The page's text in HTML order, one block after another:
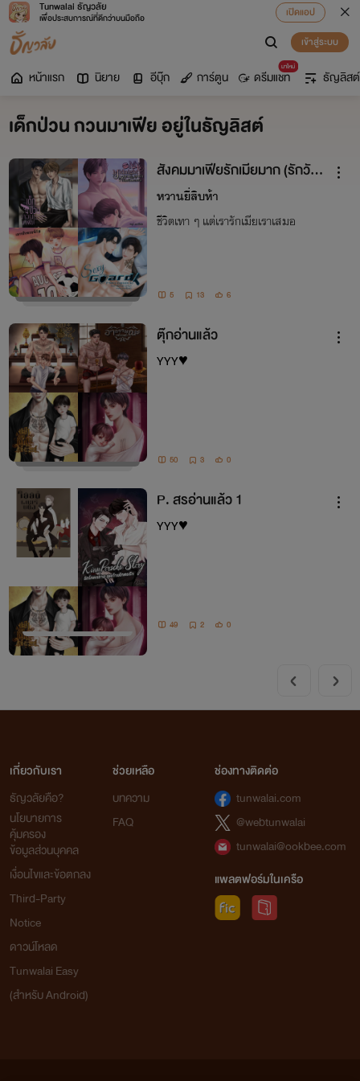
Tunwalai ธัญวลัย
เพื่อประสบการณ์ที่ดีกว่าบนมือถือ
เปิดแอป
เข้าสู่ระบบ
หน้าแรก นิยาย อีบุ๊ก การ์ตูน
มาใหม่
ดรีมแชท ธัญลิสต์
เด็กป่วน กวนมาเฟีย อยู่ในธัญลิสต์
สังคมมาเฟียรักเมียมาก (รักวัยม
หาลัย)
หวานยี่สิบห้า
ชีวิตเทา ๆ แต่เรารักเมียเราเสมอ
5 13 6
ตุ๊กอ่านแล้ว
YYY♥️
50 3 0
P. สรอ่านแล้ว 1
YYY♥️
49 2 0
เกี่ยวกับเรา
ธัญวลัยคือ?
นโยบายการ
คุ้มครอง
ข้อมูลส่วนบุคคล
เงื่อนไขและข้อตกลง
Third-Party
Notice
ดาวน์โหลด
Tunwalai Easy
(สำหรับ Android)
ช่วยเหลือ
บทความ
FAQ
ช่องทางติดต่อ
tunwalai.com
@webtunwalai
tunwalai@ookbee.com
แพลตฟอร์มในเครือ